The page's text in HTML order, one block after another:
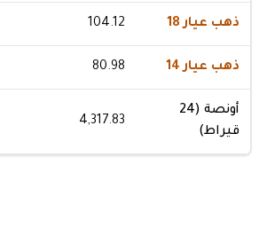
ذهب عيار 18 104.12
ذهب عيار 14 80.98
أونصة (24
قيراط)
4,317.83